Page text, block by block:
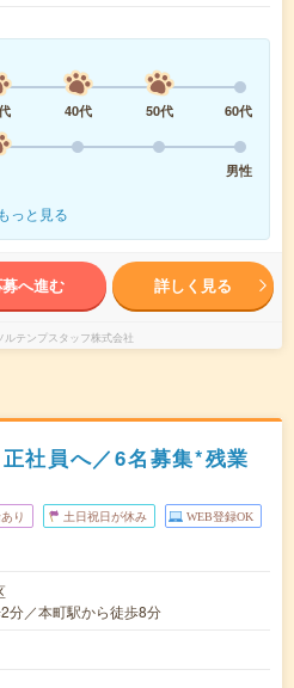
40代 50代
60代
男性
もっと見る
へ進む 詳しく見る
ルテンプスタッフ株式会社
社員へ／6名募集*残業
り 土日祝日が休み WEB登録OK
分／本町駅から徒歩8分